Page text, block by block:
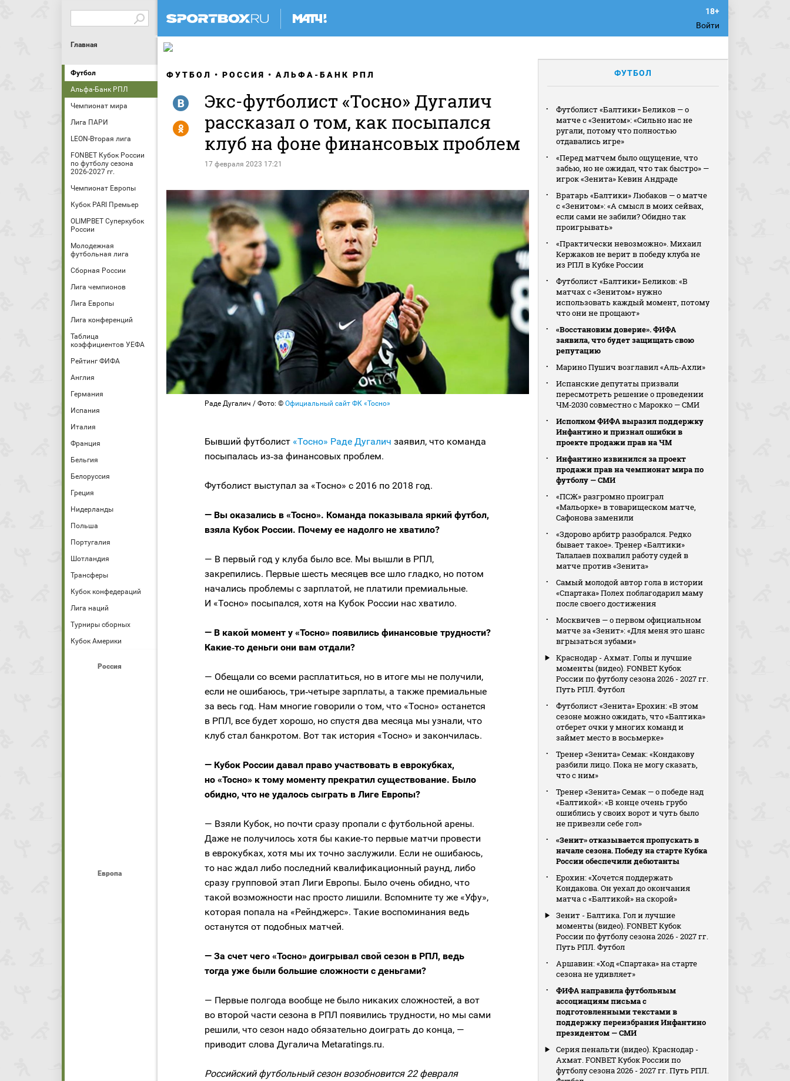
Войти
Главная
Футбол
Альфа-Банк РПЛ
Чемпионат мира
Лига ПАРИ
LEON-Вторая лига
FONBET Кубок России
по футболу сезона
2026-2027 гг.
Чемпионат Европы
Кубок PARI Премьер
OLIMPBET Суперкубок
России
Молодежная
футбольная лига
Сборная России
Лига чемпионов
Лига Европы
Лига конференций
Таблица
коэффициентов УЕФА
Рейтинг ФИФА
Англия
Германия
Испания
Италия
Франция
Бельгия
Белоруссия
Греция
Нидерланды
Польша
Португалия
Шотландия
Трансферы
Кубок конфедераций
Лига наций
Турниры сборных
Кубок Америки
Россия
Европа
ФУТБОЛ РОССИЯ АЛЬФА-БАНК РПЛ
Экс-футболист «Тосно» Дугалич
рассказал о том, как посыпался
клуб на фоне финансовых проблем
17 февраля 2023 17:21
R
Y
Раде Дугалич / Фото: © Официальный сайт ФК «Тосно»
Бывший футболист «Тосно» Раде Дугалич заявил, что команда
посыпалась из‑за финансовых проблем.
Футболист выступал за «Тосно» с 2016 по 2018 год.
— Вы оказались в «Тосно». Команда показывала яркий футбол,
взяла Кубок России. Почему ее надолго не хватило?
— В первый год у клуба было все. Мы вышли в РПЛ,
закрепились. Первые шесть месяцев все шло гладко, но потом
начались проблемы с зарплатой, не платили премиальные.
И «Тосно» посыпался, хотя на Кубок России нас хватило.
— В какой момент у «Тосно» появились финансовые трудности?
Какие‑то деньги они вам отдали?
— Обещали со всеми расплатиться, но в итоге мы не получили,
если не ошибаюсь, три‑четыре зарплаты, а также премиальные
за весь год. Нам многие говорили о том, что «Тосно» останется
в РПЛ, все будет хорошо, но спустя два месяца мы узнали, что
клуб стал банкротом. Вот так история «Тосно» и закончилась.
— Кубок России давал право участвовать в еврокубках,
но «Тосно» к тому моменту прекратил существование. Было
обидно, что не удалось сыграть в Лиге Европы?
— Взяли Кубок, но почти сразу пропали с футбольной арены.
Даже не получилось хотя бы какие‑то первые матчи провести
в еврокубках, хотя мы их точно заслужили. Если не ошибаюсь,
то нас ждал либо последний квалификационный раунд, либо
сразу групповой этап Лиги Европы. Было очень обидно, что
такой возможности нас просто лишили. Вспомните ту же «Уфу»,
которая попала на «Рейнджерс». Такие воспоминания ведь
останутся от подобных матчей.
— За счет чего «Тосно» доигрывал свой сезон в РПЛ, ведь
тогда уже были большие сложности с деньгами?
— Первые полгода вообще не было никаких сложностей, а вот
во второй части сезона в РПЛ появились трудности, но мы сами
решили, что сезон надо обязательно доиграть до конца, —
приводит слова Дугалича Metaratings.ru.
Российский футбольный сезон возобновится 22 февраля
ФУТБОЛ
Футболист «Балтики» Беликов — о
матче с «Зенитом»: «Сильно нас не
ругали, потому что полностью
отдавались игре»
«Перед матчем было ощущение, что
забью, но не ожидал, что так быстро» —
игрок «Зенита» Кевин Андраде
Вратарь «Балтики» Любаков — о матче
с «Зенитом»: «А смысл в моих сейвах,
если сами не забили? Обидно так
проигрывать»
«Практически невозможно». Михаил
Кержаков не верит в победу клуба не
из РПЛ в Кубке России
Футболист «Балтики» Беликов: «В
матчах с «Зенитом» нужно
использовать каждый момент, потому
что они не прощают»
«Восстановим доверие». ФИФА
заявила, что будет защищать свою
репутацию
Марино Пушич возглавил «Аль‑Ахли»
Испанские депутаты призвали
пересмотреть решение о проведении
ЧМ‑2030 совместно с Марокко — СМИ
Исполком ФИФА выразил поддержку
Инфантино и признал ошибки в
проекте продажи прав на ЧМ
Инфантино извинился за проект
продажи прав на чемпионат мира по
футболу — СМИ
«ПСЖ» разгромно проиграл
«Мальорке» в товарищеском матче,
Сафонова заменили
«Здорово арбитр разобрался. Редко
бывает такое». Тренер «Балтики»
Талалаев похвалил работу судей в
матче против «Зенита»
Самый молодой автор гола в истории
«Спартака» Полех поблагодарил маму
после своего достижения
Москвичев — о первом официальном
матче за «Зенит»: «Для меня это шанс
вгрызаться зубами»
Краснодар - Ахмат. Голы и лучшие
моменты (видео). FONBET Кубок
России по футболу сезона 2026 - 2027 гг.
Путь РПЛ. Футбол
Футболист «Зенита» Ерохин: «В этом
сезоне можно ожидать, что «Балтика»
отберет очки у многих команд и
займет место в восьмерке»
Тренер «Зенита» Семак: «Кондакову
разбили лицо. Пока не могу сказать,
что с ним»
Тренер «Зенита» Семак — о победе над
«Балтикой»: «В конце очень грубо
ошиблись у своих ворот и чуть было
не привезли себе гол»
«Зенит» отказывается пропускать в
начале сезона. Победу на старте Кубка
России обеспечили дебютанты
Ерохин: «Хочется поддержать
Кондакова. Он уехал до окончания
матча с «Балтикой» на скорой»
Зенит - Балтика. Гол и лучшие
моменты (видео). FONBET Кубок
России по футболу сезона 2026 - 2027 гг.
Путь РПЛ. Футбол
Аршавин: «Ход «Спартака» на старте
сезона не удивляет»
ФИФА направила футбольным
ассоциациям письма с
подготовленными текстами в
поддержку переизбрания Инфантино
президентом — СМИ
Серия пенальти (видео). Краснодар -
Ахмат. FONBET Кубок России по
футболу сезона 2026 - 2027 гг. Путь РПЛ.